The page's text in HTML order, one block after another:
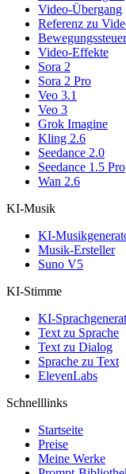
Video-Übergang
Referenz zu
Video-Effekte
Sora 2
Sora 2 Pro
Veo 3.1
Veo 3
Grok Imagine
Kling 2.6
Seedance 2.0
Seedance 1.5 Pro
Wan 2.6
KI-Musik
KI-
Musik-Ersteller
Suno V5
KI-Stimme
KI-
Text zu Sprache
Text zu Dialog
Sprache zu Text
ElevenLabs
Schnelllinks
Startseite
Preise
Meine Werke